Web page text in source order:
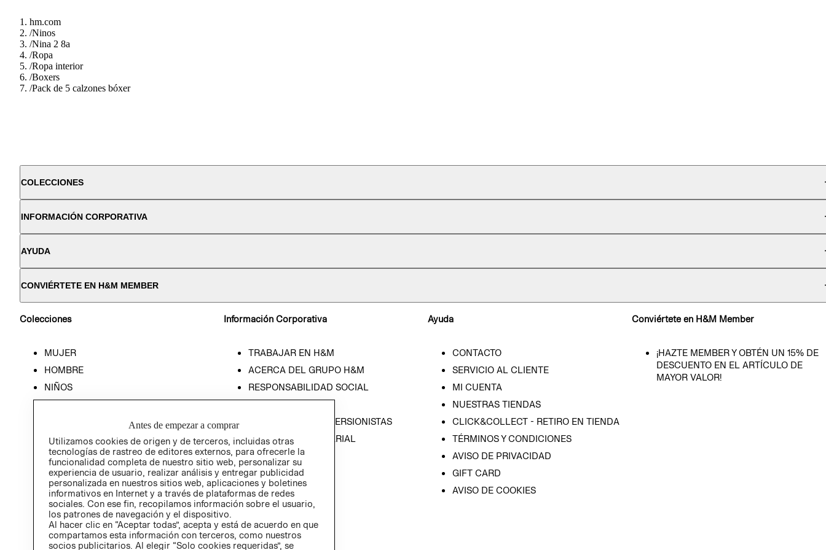
hm.com
/Ninos
/Nina 2 8a
/Ropa
/Ropa interior
/Boxers
/Pack de 5 calzones bóxer
COLECCIONES
INFORMACIÓN CORPORATIVA
AYUDA
CONVIÉRTETE EN H&M MEMBER
Colecciones
MUJER
HOMBRE
NIÑOS
Información Corporativa
TRABAJAR EN H&M
ACERCA DEL GRUPO H&M
RESPONSABILIDAD SOCIAL
RELACIÓN CON INVERSIONISTAS
POLÍTICA EMPRESARIAL
Ayuda
CONTACTO
SERVICIO AL CLIENTE
MI CUENTA
NUESTRAS TIENDAS
CLICK&COLLECT - RETIRO EN TIENDA
TÉRMINOS Y CONDICIONES
AVISO DE PRIVACIDAD
GIFT CARD
AVISO DE COOKIES
Conviértete en H&M Member
¡HAZTE MEMBER Y OBTÉN UN 15% DE
DESCUENTO EN EL ARTÍCULO DE
MAYOR VALOR!
Antes de empezar a comprar
Utilizamos cookies de origen y de terceros, incluidas otras
tecnologías de rastreo de editores externos, para ofrecerle la
funcionalidad completa de nuestro sitio web, personalizar su
experiencia de usuario, realizar análisis y entregar publicidad
personalizada en nuestros sitios web, aplicaciones y boletines
informativos en Internet y a través de plataformas de redes
sociales. Con ese fin, recopilamos información sobre el usuario,
los patrones de navegación y el dispositivo.
Al hacer clic en “Aceptar todas”, acepta y está de acuerdo en que
compartamos esta información con terceros, como nuestros
socios publicitarios. Al elegir “Solo cookies requeridas”, se